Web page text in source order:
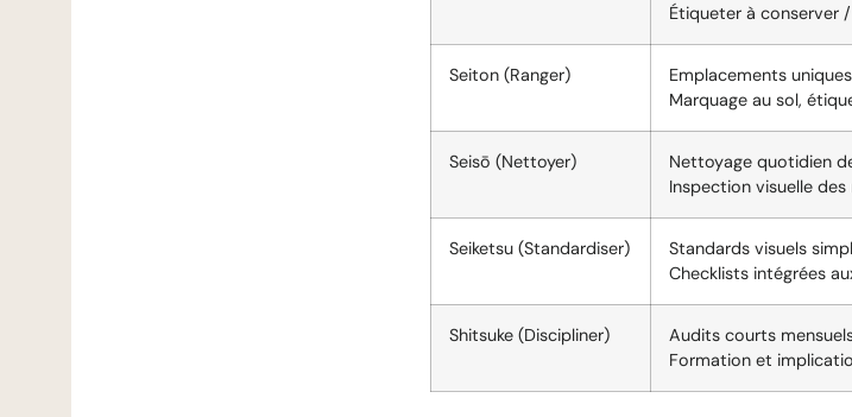
Étiqueter à conserver
Seiton (Ranger)
Emplacements
Marquage au sol,
Seisō (Nettoyer)
Nettoyage quotidien
Inspection visuelle des
Seiketsu (Standardiser)
Standards visuels
Checklists intégrées
Shitsuke (Discipliner)
Audits courts
Formation et